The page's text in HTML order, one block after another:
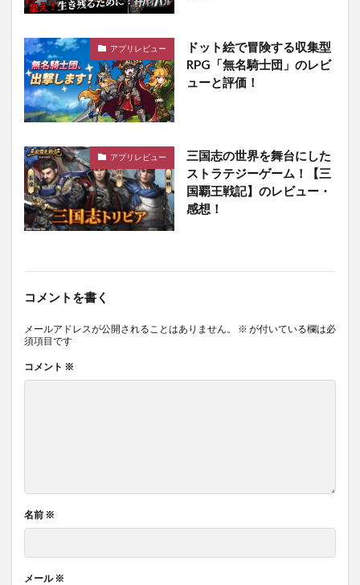
アプリレビュー
ドット絵で冒険する収集型
RPG「無名騎士団」のレビ
ューと評価！
アプリレビュー
三国志の世界を舞台にした
ストラテジーゲーム！【三
国覇王戦記】のレビュー・
感想！
コメントを書く
メールアドレスが公開されることはありません。 ※ が付いている欄は必
須項目です
コメント ※
名前 ※
メール※